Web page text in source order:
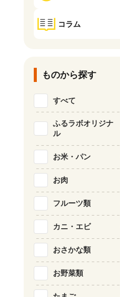
コラム
ものから探す
すべて
ふるラボオリジナ
ル
お米・パン
お肉
フルーツ類
カニ・エビ
おさかな類
お野菜類